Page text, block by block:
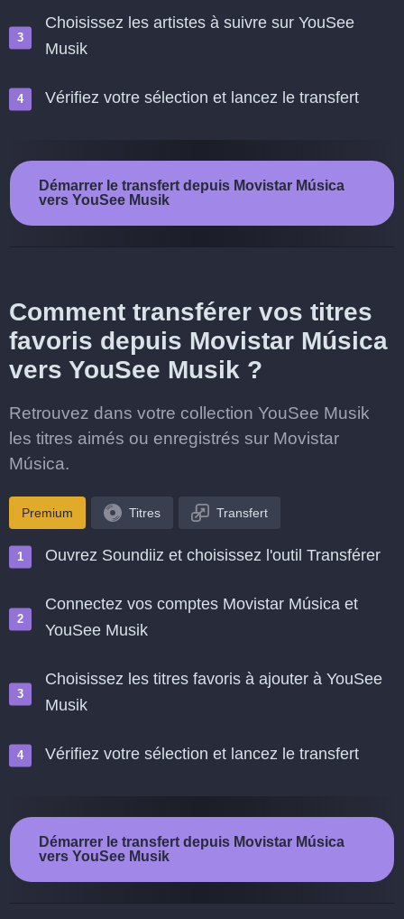
Choisissez les artistes à suivre sur YouSee
Musik
Vérifiez votre sélection et lancez le transfert
Démarrer le transfert depuis Movistar Música
vers YouSee Musik
Comment transférer vos titres
favoris depuis Movistar Música
vers YouSee Musik ?
Retrouvez dans votre collection YouSee Musik
les titres aimés ou enregistrés sur Movistar
Música.
Premium Titres Transfert
Ouvrez Soundiiz et choisissez l'outil Transférer
Connectez vos comptes Movistar Música et
YouSee Musik
Choisissez les titres favoris à ajouter à YouSee
Musik
Vérifiez votre sélection et lancez le transfert
Démarrer le transfert depuis Movistar Música
vers YouSee Musik